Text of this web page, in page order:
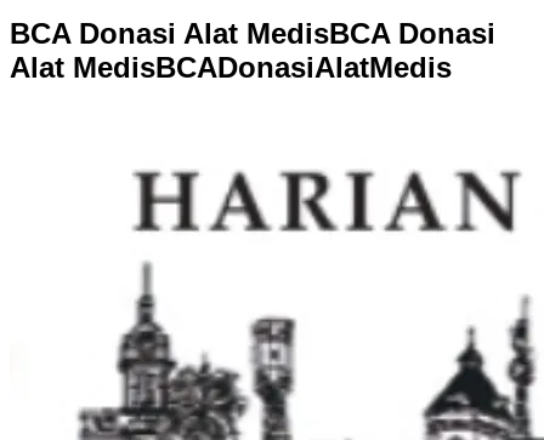
BCA Donasi Alat MedisBCA Donasi
Alat MedisBCADonasiAlatMedis